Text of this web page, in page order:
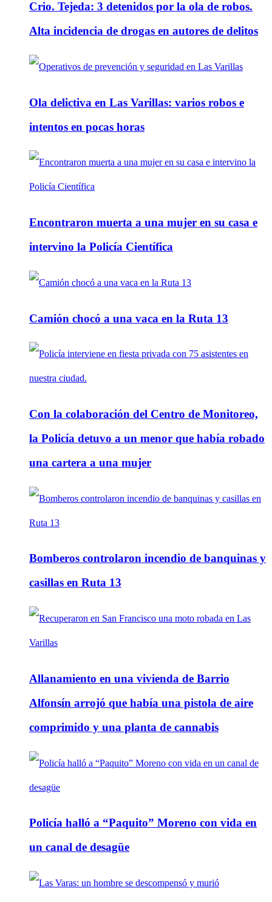
Crio. Tejeda: 3 detenidos por la ola de robos.
Alta incidencia de drogas en autores de delitos
Ola delictiva en Las Varillas: varios robos e
intentos en pocas horas
Encontraron muerta a una mujer en su casa e
intervino la Policía Científica
Camión chocó a una vaca en la Ruta 13
Con la colaboración del Centro de Monitoreo,
la Policía detuvo a un menor que había robado
una cartera a una mujer
Bomberos controlaron incendio de banquinas y
casillas en Ruta 13
Allanamiento en una vivienda de Barrio
Alfonsín arrojó que había una pistola de aire
comprimido y una planta de cannabis
Policía halló a “Paquito” Moreno con vida en
un canal de desagüe